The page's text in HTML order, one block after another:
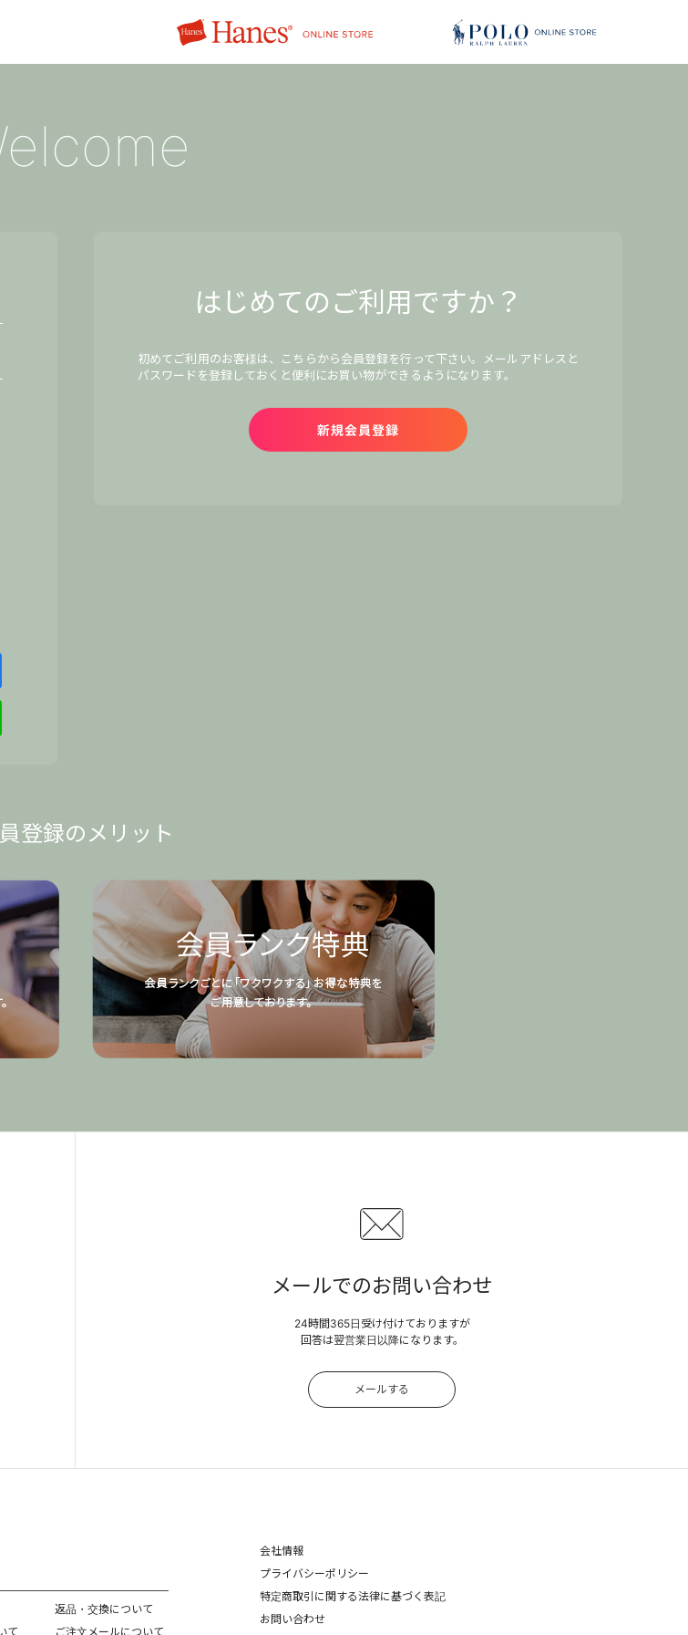
はじめてのご利用ですか？
初めてご利用のお客様は、こちらから会員登録を行って下さい。メールアドレスと
パスワードを登録しておくと便利にお買い物ができるようになります。
登録のメリット
メールでのお問い合わせ
24時間365日受け付けておりますが
回答は翌営業日以降になります。
メールする
て
返品・交換について
ご注文メールについて
会社情報
プライバシーポリシー
特定商取引に関する法律に基づく表記
お問い合わせ